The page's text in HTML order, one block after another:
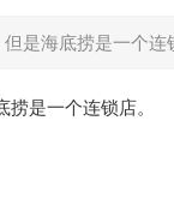
是海底捞是一个
是一个连锁店。